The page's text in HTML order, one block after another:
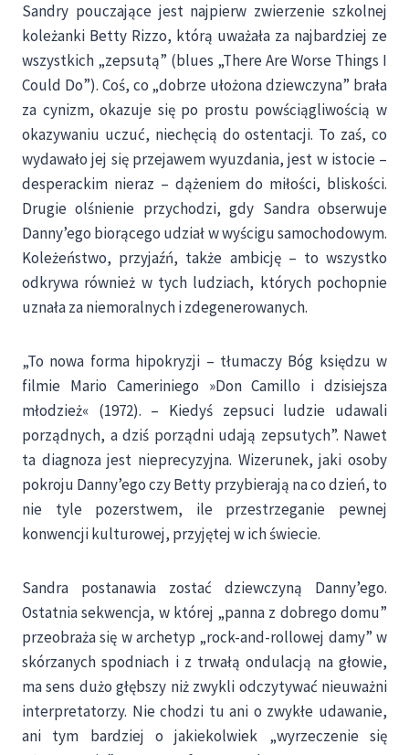
Sandry pouczające jest najpierw zwierzenie szkolnej
koleżanki Betty Rizzo, którą uważała za najbardziej ze
wszystkich „zepsutą” (blues „There Are Worse Things I
Could Do”). Coś, co „dobrze ułożona dziewczyna” brała
za cynizm, okazuje się po prostu powściągliwością w
okazywaniu uczuć, niechęcią do ostentacji. To zaś, co
wydawało jej się przejawem wyuzdania, jest w istocie –
desperackim nieraz – dążeniem do miłości, bliskości.
Drugie olśnienie przychodzi, gdy Sandra obserwuje
Danny’ego biorącego udział w wyścigu samochodowym.
Koleżeństwo, przyjaźń, także ambicję – to wszystko
odkrywa również w tych ludziach, których pochopnie
uznała za niemoralnych i zdegenerowanych.
„To nowa forma hipokryzji – tłumaczy Bóg księdzu w
filmie Mario Cameriniego »Don Camillo i dzisiejsza
młodzież« (1972). – Kiedyś zepsuci ludzie udawali
porządnych, a dziś porządni udają zepsutych”. Nawet
ta diagnoza jest nieprecyzyjna. Wizerunek, jaki osoby
pokroju Danny’ego czy Betty przybierają na co dzień, to
nie tyle pozerstwem, ile przestrzeganie pewnej
konwencji kulturowej, przyjętej w ich świecie.
Sandra postanawia zostać dziewczyną Danny’ego.
Ostatnia sekwencja, w której „panna z dobrego domu”
przeobraża się w archetyp „rock-and-rollowej damy” w
skórzanych spodniach i z trwałą ondulacją na głowie,
ma sens dużo głębszy niż zwykli odczytywać nieuważni
interpretatorzy. Nie chodzi tu ani o zwykłe udawanie,
ani tym bardziej o jakiekolwiek „wyrzeczenie się